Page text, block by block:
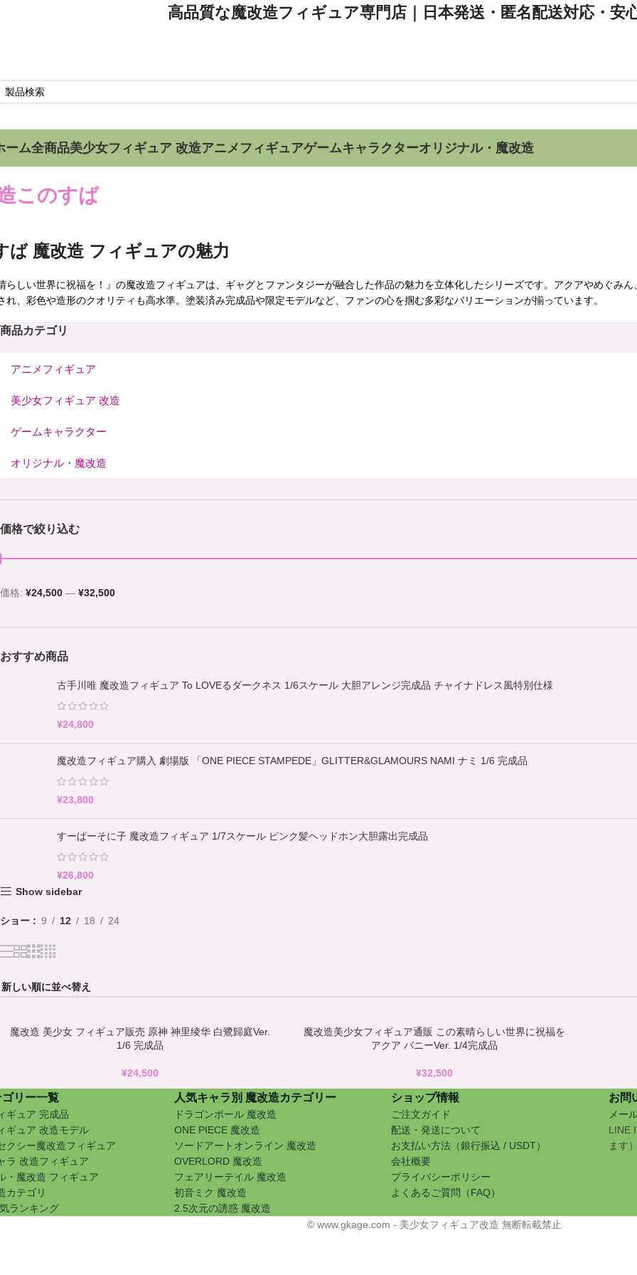
品質な魔改造フィギュア専門店｜日本発送・匿名配送対応・安心
ーム全商品美少女フィギュア 改造アニメフィギュアゲームキャラクターオリジナル・魔改造
このすば
ば 魔改造 フィギュアの魅力
らしい世界に祝福を！』の魔改造フィギュアは、ギャグとファンタジーが融合した作品の魅力を立体化したシリーズです。アクアやめぐみ
れ、彩色や造形のクオリティも高水準。塗装済み完成品や限定モデルなど、ファンの心を掴む多彩なバリエーションが揃っています。
商品カテゴリ
アニメフィギュア
美少女フィギュア 改造
ゲームキャラクター
オリジナル・魔改造
価格で絞り込む
価格: ¥24,500 — ¥32,500
おすすめ商品
古手川唯 魔改造フィギュア To LOVEるダークネス 1/6スケール 大胆アレンジ完成品 チャイナドレス風特別仕様
¥24,800
魔改造フィギュア購入 劇場版 「ONE PIECE STAMPEDE」GLITTER&GLAMOURS NAMI ナミ 1/6 完成品
¥23,800
すーぱーそに子 魔改造フィギュア 1/7スケール ピンク髪ヘッドホン大胆露出完成品
¥26,800
Show sidebar
ショー 9 12 18 24
魔改造 美少女 フィギュア販売 原神 神里绫华 白鷺歸庭Ver.
1/6 完成品
¥24,500
魔改造美少女フィギュア通販 この素晴らしい世界に祝福を
アクア バニーVer. 1/4完成品
¥32,500
リー一覧
ギュア 完成品
ギュア 改造モデル
クシー魔改造フィギュア
ラ 改造フィギュア
・魔改造 フィギュア
カテゴリ
ランキング
人気キャラ別 魔改造カテゴリー
ドラゴンボール 魔改造
ONE PIECE 魔改造
ソードアートオンライン 魔改造
OVERLORD 魔改造
フェアリーテイル 魔改造
初音ミク 魔改造
2.5次元の誘惑 魔改造
ショップ情報
ご注文ガイド
配送・発送について
お支払い方法（銀行振込 / USDT）
会社概要
プライバシーポリシー
よくあるご質問（FAQ）
お問
メー
LINE
ます
© www.gkage.com - 美少女フィギュア改造 無断転載禁止